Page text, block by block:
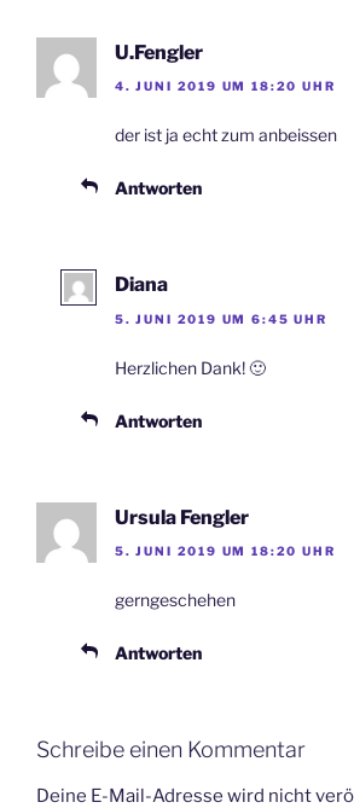
U.Fengler
4. JUNI 2019 UM 18:20 UHR
der ist ja echt zum anbeissen
Antworten
Diana
5. JUNI 2019 UM 6:45 UHR
Herzlichen Dank! 🙂
Antworten
Ursula Fengler
5. JUNI 2019 UM 18:20 UHR
gerngeschehen
Antworten
Schreibe einen Kommentar
Deine E-Mail-Adresse wird nicht